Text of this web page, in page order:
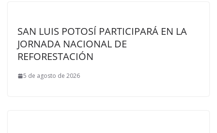
SAN LUIS POTOSÍ PARTICIPARÁ EN LA
JORNADA NACIONAL DE
REFORESTACIÓN
5 de agosto de 2026